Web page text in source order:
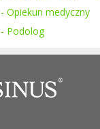
Opiekun medyczny
Podolog